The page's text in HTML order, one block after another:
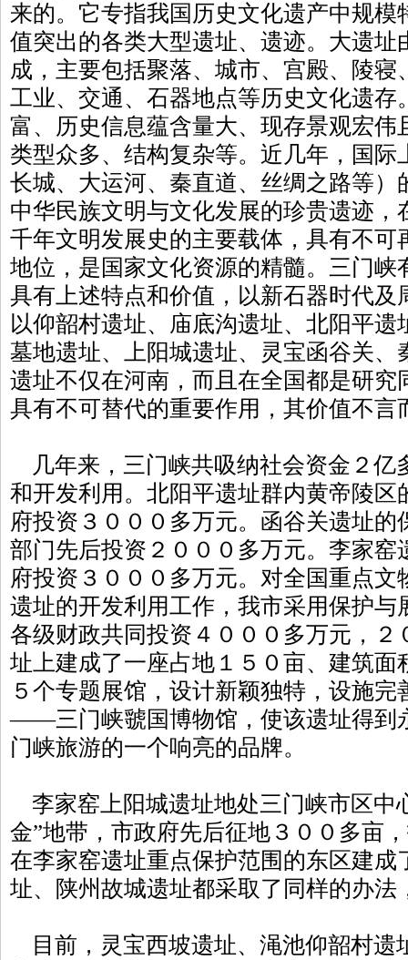
来的。它专指我国历史文化遗产中规模
值突出的各类大型遗址、遗迹。大遗址
成，主要包括聚落、城市、宫殿、陵
工业、交通、石器地点等历史文化遗存
富、历史信息蕴含量大、现存景观宏伟
类型众多、结构复杂等。近几年，国际
长城、大运河、秦直道、丝绸之路等）
中华民族文明与文化发展的珍贵遗迹，
千年文明发展史的主要载体，具有不可
地位，是国家文化资源的精髓。三门峡
具有上述特点和价值，以新石器时代及
以仰韶村遗址、庙底沟遗址、北阳平
墓地遗址、上阳城遗址、灵宝函谷关、
遗址不仅在河南，而且在全国都是研究
具有不可替代的重要作用，其价值不言
几年来，三门峡共吸纳社会资金２亿
和开发利用。北阳平遗址群内黄帝陵区
府投资３０００多万元。函谷关遗址
部门先后投资２０００多万元。李家窑
府投资３０００多万元。对全国重点
遗址的开发利用工作，我市采用保护与
各级财政共同投资４０００多万元，２
址上建成了一座占地１５０亩、建筑面
５个专题展馆，设计新颖独特，设施
——三门峡虢国博物馆，使该遗址得到
门峡旅游的一个响亮的品牌。
李家窑上阳城遗址地处三门峡市区中
金”地带，市政府先后征地３００多亩
在李家窑遗址重点保护范围的东区建成
址、陕州故城遗址都采取了同样的办法
目前，灵宝西坡遗址、渑池仰韶村遗